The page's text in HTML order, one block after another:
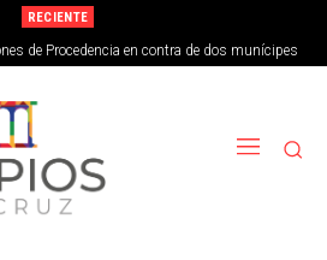
RECIENTE
de Procedencia en contra de dos munícipes